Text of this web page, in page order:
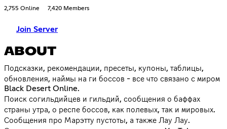
2,755 Online 7,420 Members
Join Server
ABOUT
Подсказки, рекомендации, пресеты, купоны, таблицы,
обновления, наймы на ги боссов - все что связано с миром
Black Desert Online.
Поиск согильдийцев и гильдий, сообщения о баффах
страны утра, о респе боссов, как полевых, так и мировых.
Сообщения про Марэтту пустоты, а также Лау Лау.